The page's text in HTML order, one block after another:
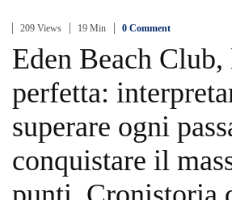
209 Views 19 Min 0 Comment
Eden Beach Club,
perfetta:
superare ogni
conquistare il